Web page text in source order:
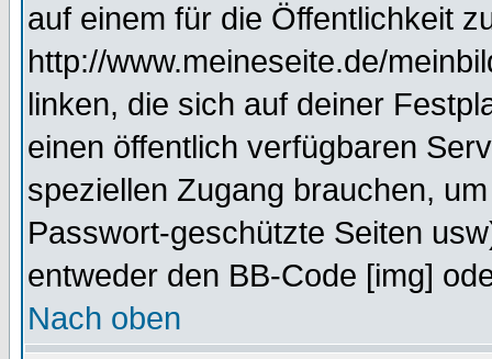
auf einem für die Öffentlichkeit
http://www.meineseite.de/
linken, die sich auf deiner
einen öffentlich verfügbaren
speziellen Zugang brauchen,
Passwort-geschützte Seiten
entweder den BB-Code [img]
Nach oben